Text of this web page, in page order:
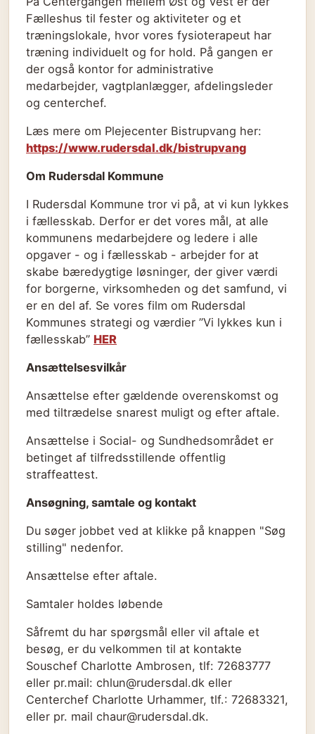
Fælleshus til fester og aktiviteter og et
træningslokale, hvor vores fysioterapeut har
træning individuelt og for hold. På gangen er
der også kontor for administrative
medarbejder, vagtplanlægger, afdelingsleder
og centerchef.
Læs mere om Plejecenter Bistrupvang her:
https://www.rudersdal.dk/bistrupvang
Om Rudersdal Kommune
I Rudersdal Kommune tror vi på, at vi kun lykkes
i fællesskab. Derfor er det vores mål, at alle
kommunens medarbejdere og ledere i alle
opgaver - og i fællesskab - arbejder for at
skabe bæredygtige løsninger, der giver værdi
for borgerne, virksomheden og det samfund, vi
er en del af. Se vores film om Rudersdal
Kommunes strategi og værdier ”Vi lykkes kun i
fællesskab” HER
Ansættelsesvilkår
Ansættelse efter gældende overenskomst og
med tiltrædelse snarest muligt og efter aftale.
Ansættelse i Social- og Sundhedsområdet er
betinget af tilfredsstillende offentlig
straffeattest.
Ansøgning, samtale og kontakt
Du søger jobbet ved at klikke på knappen "Søg
stilling" nedenfor.
Ansættelse efter aftale.
Samtaler holdes løbende
Såfremt du har spørgsmål eller vil aftale et
besøg, er du velkommen til at kontakte
Souschef Charlotte Ambrosen, tlf: 72683777
eller pr.mail: chlun@rudersdal.dk eller
Centerchef Charlotte Urhammer, tlf.: 72683321,
eller pr. mail chaur@rudersdal.dk.